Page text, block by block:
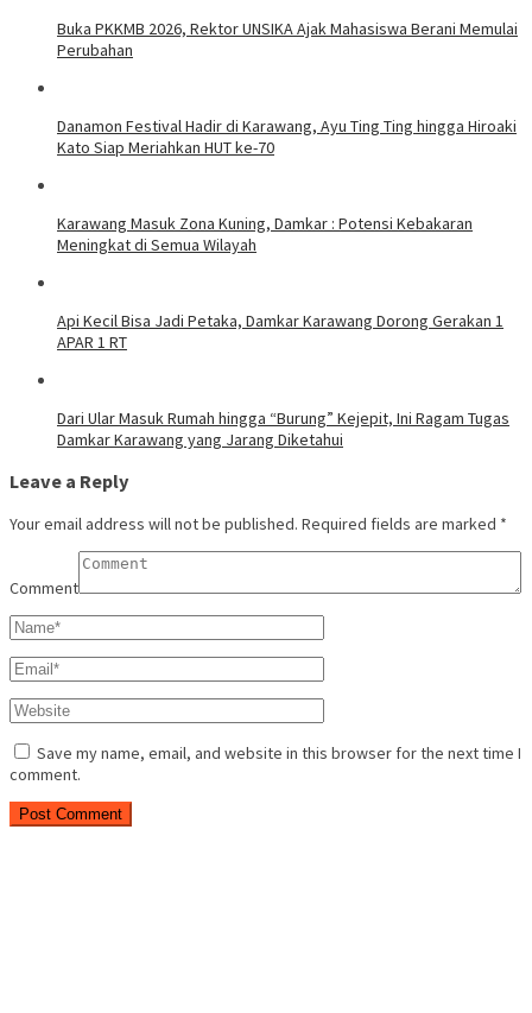
Buka PKKMB 2026, Rektor UNSIKA Ajak Mahasiswa Berani Memulai
Perubahan
Danamon Festival Hadir di Karawang, Ayu Ting Ting hingga Hiroaki
Kato Siap Meriahkan HUT ke-70
Karawang Masuk Zona Kuning, Damkar : Potensi Kebakaran
Meningkat di Semua Wilayah
Api Kecil Bisa Jadi Petaka, Damkar Karawang Dorong Gerakan 1
APAR 1 RT
Dari Ular Masuk Rumah hingga “Burung” Kejepit, Ini Ragam Tugas
Damkar Karawang yang Jarang Diketahui
Leave a Reply
Your email address will not be published. Required fields are marked *
Comment
Save my name, email, and website in this browser for the next time I
comment.